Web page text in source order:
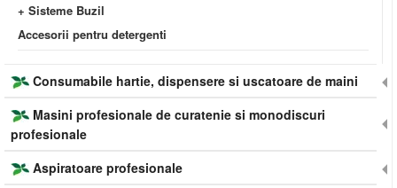
+ Sisteme Buzil
Accesorii pentru detergenti
Consumabile hartie, dispensere si uscatoare de maini
Masini profesionale de curatenie si monodiscuri
profesionale
Aspiratoare profesionale